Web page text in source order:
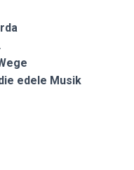
edele Musik